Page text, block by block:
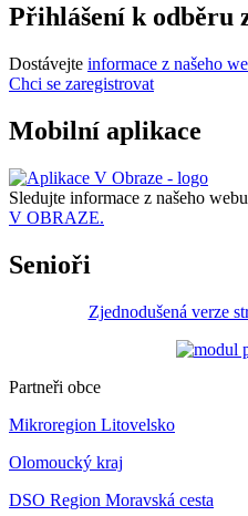
Přihlášení k odběru
Dostávejte informace z našeho
Chci se zaregistrovat
Mobilní aplikace
Sledujte informace z našeho
V OBRAZE.
Senioři
Zjednodušená verze
Partneři obce
Mikroregion Litovelsko
Olomoucký kraj
DSO Region Moravská cesta